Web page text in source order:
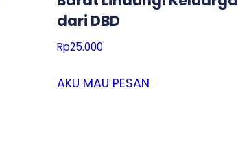
dari DBD
Rp25.000
AKU MAU PESAN